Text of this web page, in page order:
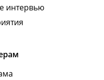
интервью